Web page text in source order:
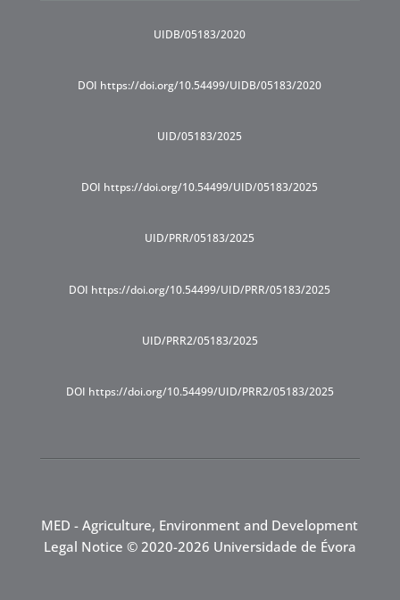
UIDB/05183/2020
DOI https://doi.org/10.54499/UIDB/05183/2020
UID/05183/2025
DOI https://doi.org/10.54499/UID/05183/2025
UID/PRR/05183/2025
DOI https://doi.org/10.54499/UID/PRR/05183/2025
UID/PRR2/05183/2025
DOI https://doi.org/10.54499/UID/PRR2/05183/2025
MED - Agriculture, Environment and Development
Legal Notice © 2020-2026 Universidade de Évora